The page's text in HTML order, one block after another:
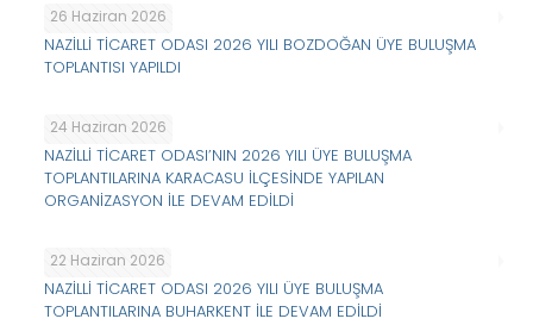
26 Haziran 2026
NAZİLLİ TİCARET ODASI 2026 YILI BOZDOĞAN ÜYE BULUŞMA
TOPLANTISI YAPILDI
24 Haziran 2026
NAZİLLİ TİCARET ODASI’NIN 2026 YILI ÜYE BULUŞMA
TOPLANTILARINA KARACASU İLÇESİNDE YAPILAN
ORGANİZASYON İLE DEVAM EDİLDİ
22 Haziran 2026
NAZİLLİ TİCARET ODASI 2026 YILI ÜYE BULUŞMA
TOPLANTILARINA BUHARKENT İLE DEVAM EDİLDİ